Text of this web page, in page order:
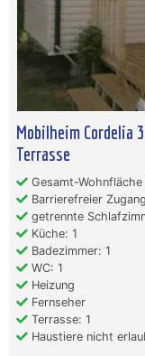
Mobilheim Cordelia
Terrasse
Gesamt-
Barrierefreier
getrennte
Küche: 1
Badezimmer: 1
WC: 1
Heizung
Fernseher
Terrasse: 1
Haustiere nicht